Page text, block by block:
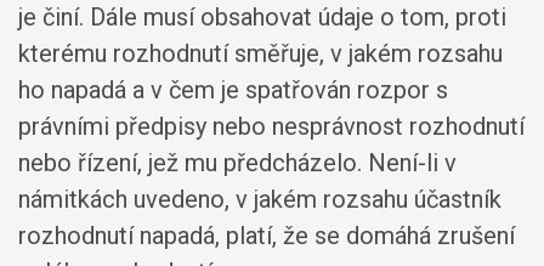
je činí. Dále musí obsahovat údaje o tom, proti
kterému rozhodnutí směřuje, v jakém rozsahu
ho napadá a v čem je spatřován rozpor s
právními předpisy nebo nesprávnost rozhodnutí
nebo řízení, jež mu předcházelo. Není-li v
námitkách uvedeno, v jakém rozsahu účastník
rozhodnutí napadá, platí, že se domáhá zrušení